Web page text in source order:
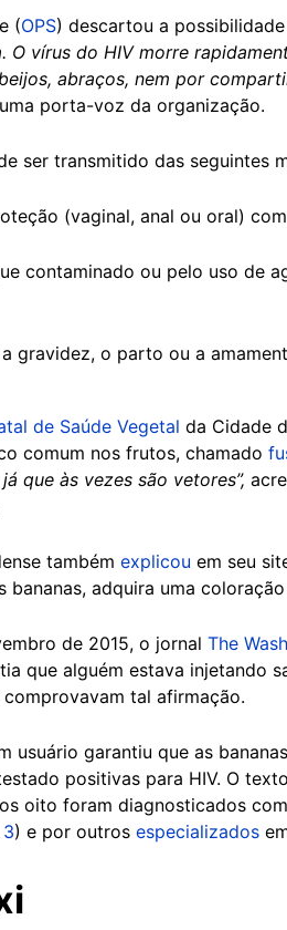
(OPS) descartou a
O vírus do HIV morre
abraços, nem por
porta-voz da organização.
ser transmitido das seguintes
(vaginal, anal ou oral)
contaminado ou pelo uso de
gravidez, o parto ou a
de Saúde Vegetal da Cidade
comum nos frutos, chamado
que às vezes são vetores”,
também explicou em seu
adquira uma
de 2015, o jornal The
que alguém estava injetando
tal afirmação.
usuário garantiu que as
positivas para HIV. O
oito foram diagnosticados
3) e por outros especializados